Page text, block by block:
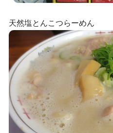
天然塩とんこつらーめん